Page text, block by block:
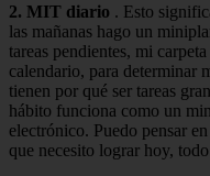
2. MIT diario . Esto
las mañanas hago un
tareas pendientes, mi
calendario, para determinar
tienen por qué ser tareas
hábito funciona como un
electrónico. Puedo pensar
que necesito lograr hoy,